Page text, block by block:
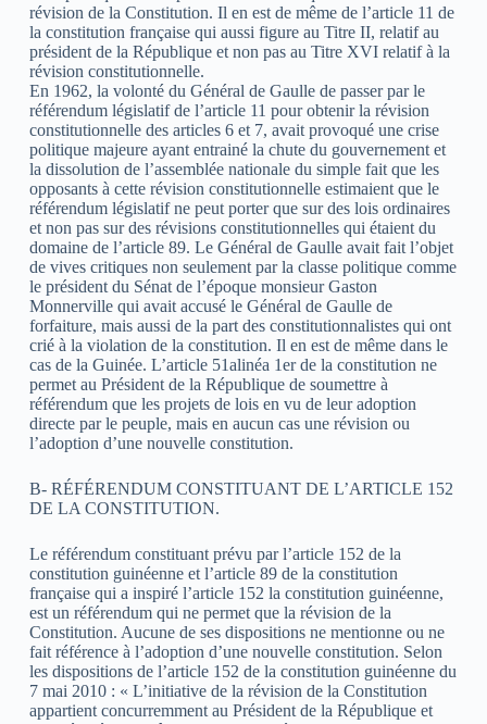
révision de la Constitution. Il en est de même de l’article 11 de
la constitution française qui aussi figure au Titre II, relatif au
président de la République et non pas au Titre XVI relatif à la
révision constitutionnelle.
En 1962, la volonté du Général de Gaulle de passer par le
référendum législatif de l’article 11 pour obtenir la révision
constitutionnelle des articles 6 et 7, avait provoqué une crise
politique majeure ayant entrainé la chute du gouvernement et
la dissolution de l’assemblée nationale du simple fait que les
opposants à cette révision constitutionnelle estimaient que le
référendum législatif ne peut porter que sur des lois ordinaires
et non pas sur des révisions constitutionnelles qui étaient du
domaine de l’article 89. Le Général de Gaulle avait fait l’objet
de vives critiques non seulement par la classe politique comme
le président du Sénat de l’époque monsieur Gaston
Monnerville qui avait accusé le Général de Gaulle de
forfaiture, mais aussi de la part des constitutionnalistes qui ont
crié à la violation de la constitution. Il en est de même dans le
cas de la Guinée. L’article 51alinéa 1er de la constitution ne
permet au Président de la République de soumettre à
référendum que les projets de lois en vu de leur adoption
directe par le peuple, mais en aucun cas une révision ou
l’adoption d’une nouvelle constitution.
B- RÉFÉRENDUM CONSTITUANT DE L’ARTICLE 152
DE LA CONSTITUTION.
Le référendum constituant prévu par l’article 152 de la
constitution guinéenne et l’article 89 de la constitution
française qui a inspiré l’article 152 la constitution guinéenne,
est un référendum qui ne permet que la révision de la
Constitution. Aucune de ses dispositions ne mentionne ou ne
fait référence à l’adoption d’une nouvelle constitution. Selon
les dispositions de l’article 152 de la constitution guinéenne du
7 mai 2010 : « L’initiative de la révision de la Constitution
appartient concurremment au Président de la République et